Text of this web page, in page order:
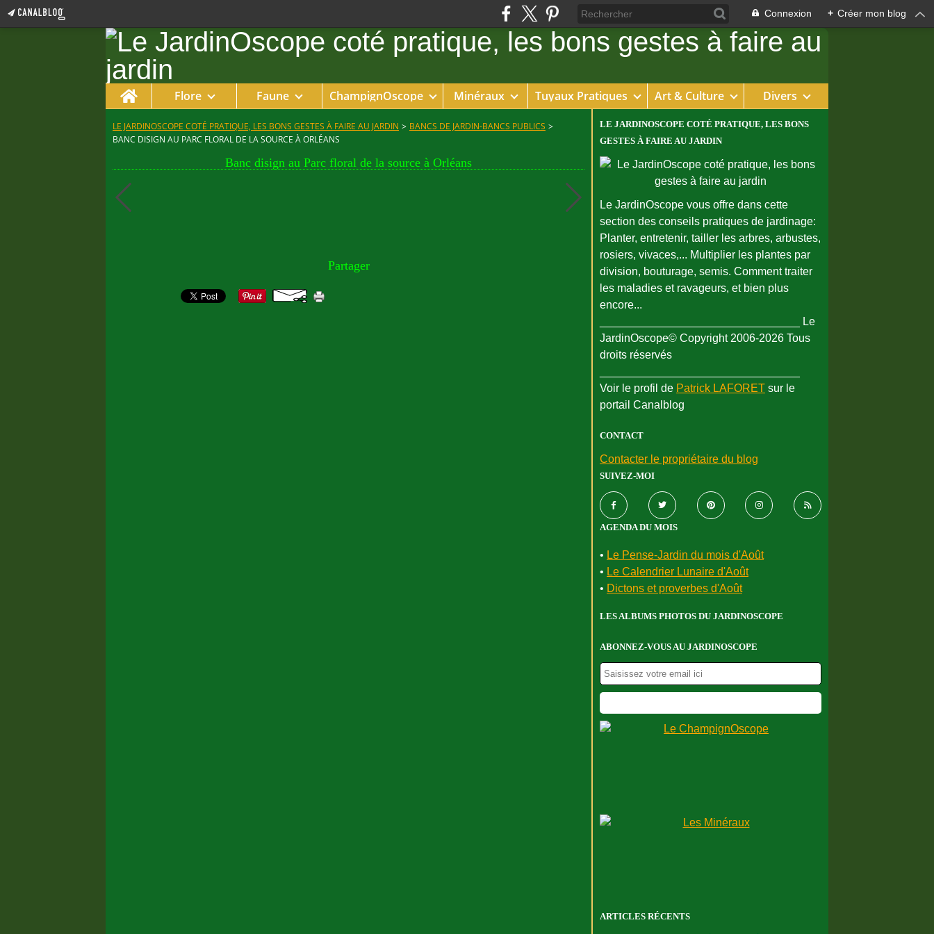
Connexion + Créer mon blog
Home Flore Faune ChampignOscope Minéraux Tuyaux Pratiques Art & Culture Divers
LE JARDINOSCOPE COTÉ PRATIQUE, LES BONS GESTES À FAIRE AU JARDIN > BANCS DE JARDIN-BANCS PUBLICS >
BANC DISIGN AU PARC FLORAL DE LA SOURCE À ORLÉANS
Banc disign au Parc floral de la source à Orléans
Partager
LE JARDINOSCOPE COTÉ PRATIQUE, LES BONS
GESTES À FAIRE AU JARDIN
Le JardinOscope vous offre dans cette
section des conseils pratiques de jardinage:
Planter, entretenir, tailler les arbres, arbustes,
rosiers, vivaces,... Multiplier les plantes par
division, bouturage, semis. Comment traiter
les maladies et ravageurs, et bien plus
encore...
________________________________ Le
JardinOscope© Copyright 2006-2026 Tous
droits réservés
Voir le profil de Patrick LAFORET sur le
portail Canalblog
CONTACT
Contacter le propriétaire du blog
SUIVEZ-MOI
AGENDA DU MOIS
• Le Pense-Jardin du mois d'Août
• Le Calendrier Lunaire d'Août
• Dictons et proverbes d'Août
LES ALBUMS PHOTOS DU JARDINOSCOPE
ABONNEZ-VOUS AU JARDINOSCOPE
ARTICLES RÉCENTS